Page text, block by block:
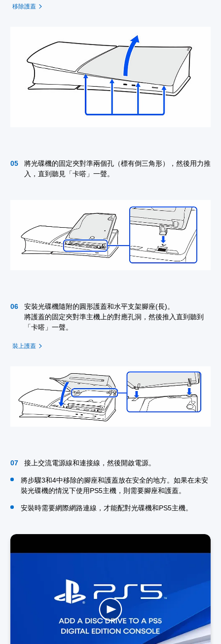
移除護蓋
將光碟機的固定夾對準兩個孔（標有倒三角形），然後用力推
入，直到聽見「卡嗒」一聲。
安裝光碟機隨附的圓形護蓋和水平支架腳座(長)。
將護蓋的固定夾對準主機上的對應孔洞，然後推入直到聽到
「卡嗒」一聲。
裝上護蓋
接上交流電源線和連接線，然後開啟電源。
將步驟3和4中移除的腳座和護蓋放在安全的地方。如果在未安
裝光碟機的情況下使用PS5主機，則需要腳座和護蓋。
安裝時需要網際網路連線，才能配對光碟機和PS5主機。